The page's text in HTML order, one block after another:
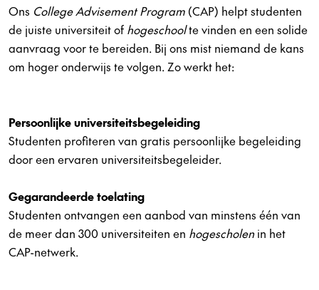
Ons College Advisement Program (CAP) helpt studenten
de juiste universiteit of hogeschoolte vinden en een solide
aanvraag voor te bereiden. Bij ons mist niemand de kans
om hoger onderwijs te volgen. Zo werkt het:
Persoonlijke universiteitsbegeleiding
Studenten profiteren van gratis persoonlijke begeleiding
door een ervaren universiteitsbegeleider.
Gegarandeerde toelating
Studenten ontvangen een aanbod van minstens één van
de meer dan 300 universiteiten en hogescholenin het
CAP-netwerk.